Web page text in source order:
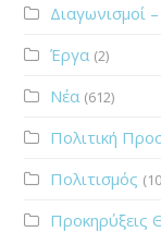
Διαγωνισμοί
Έργα (2)
Νέα (612)
Πολιτική
Πολιτισμός
Προκηρύξεις